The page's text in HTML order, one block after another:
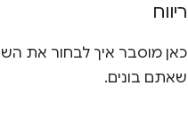
ריווח
כאן מוסבר איך לבחור את
שאתם בונים.